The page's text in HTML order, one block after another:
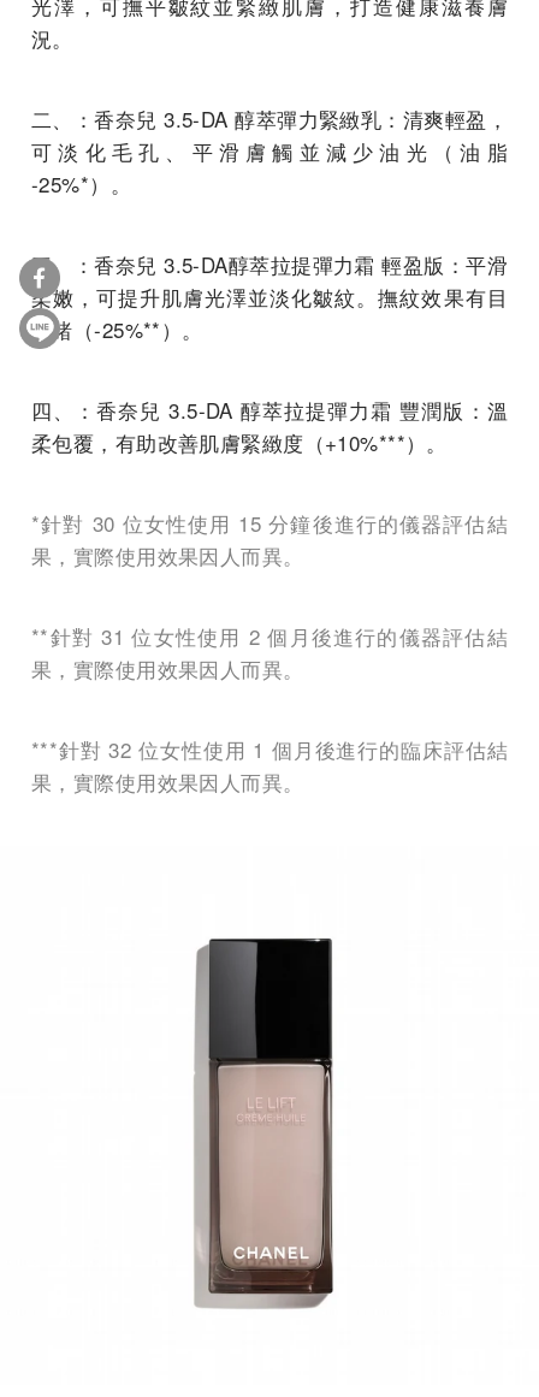
況。
二、：香奈兒 3.5-DA 醇萃彈力緊緻乳：清爽輕盈，
可淡化毛孔、平滑膚觸並減少油光（油脂
-25%*）。
三、：香奈兒 3.5-DA醇萃拉提彈力霜 輕盈版：平滑
柔嫩，可提升肌膚光澤並淡化皺紋。撫紋效果有目
共睹（-25%**）。
四、：香奈兒 3.5-DA 醇萃拉提彈力霜 豐潤版：溫
柔包覆，有助改善肌膚緊緻度（+10%***）。
*針對 30 位女性使用 15 分鐘後進行的儀器評估結
果，實際使用效果因人而異。
**針對 31 位女性使用 2 個月後進行的儀器評估結
果，實際使用效果因人而異。
***針對 32 位女性使用 1 個月後進行的臨床評估結
果，實際使用效果因人而異。